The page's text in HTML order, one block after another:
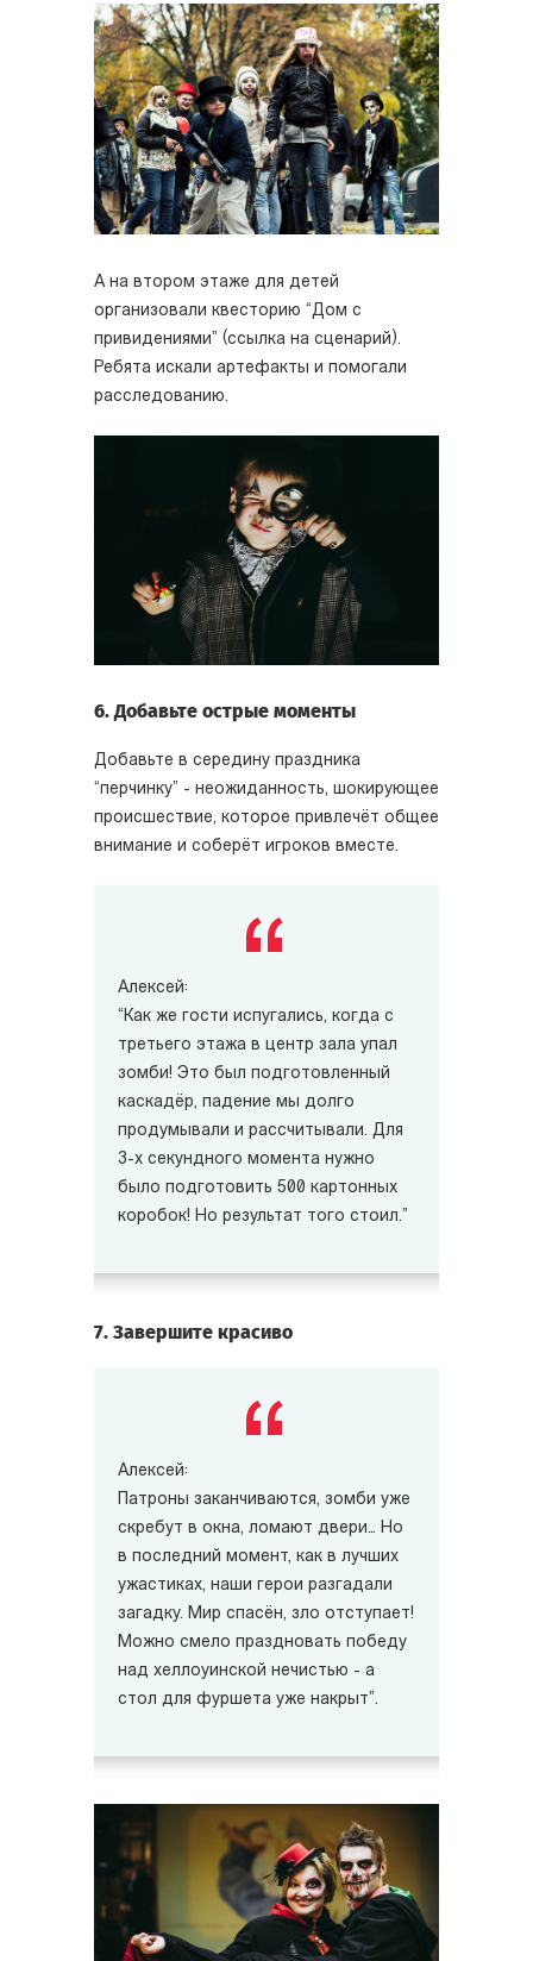
А на втором этаже для детей
организовали квесторию “Дом с
привидениями” (ссылка на сценарий).
Ребята искали артефакты и помогали
расследованию.
6. Добавьте острые моменты
Добавьте в середину праздника
“перчинку” - неожиданность, шокирующее
происшествие, которое привлечёт общее
внимание и соберёт игроков вместе.
Алексей:
“Как же гости испугались, когда с
третьего этажа в центр зала упал
зомби! Это был подготовленный
каскадёр, падение мы долго
продумывали и рассчитывали. Для
3-х секундного момента нужно
было подготовить 500 картонных
коробок! Но результат того стоил.”
7. Завершите красиво
Алексей:
Патроны заканчиваются, зомби уже
скребут в окна, ломают двери… Но
в последний момент, как в лучших
ужастиках, наши герои разгадали
загадку. Мир спасён, зло отступает!
Можно смело праздновать победу
над хеллоуинской нечистью - а
стол для фуршета уже накрыт”.